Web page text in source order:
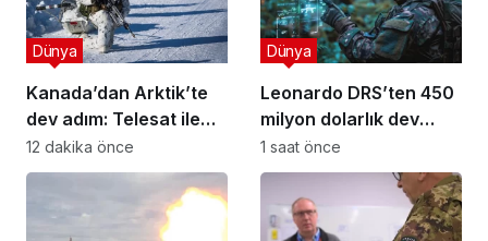
Kanada’dan Arktik’te
dev adım: Telesat ile
devasa anlaşma!
Dünya
12 dakika önce
Leonardo DRS’ten 450
milyon dolarlık dev
satın alma
Dünya
1 saat önce